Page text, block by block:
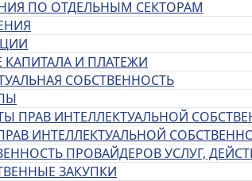
ПО ОТДЕЛЬНЫМ СЕКТОРАМ
КАПИТАЛА И ПЛАТЕЖИ
СОБСТВЕННОСТЬ
ПРАВ ИНТЕЛЛЕКТУАЛЬНОЙ
ИНТЕЛЛЕКТУАЛЬНОЙ
ПРОВАЙДЕРОВ УСЛУГ,
ЗАКУПКИ